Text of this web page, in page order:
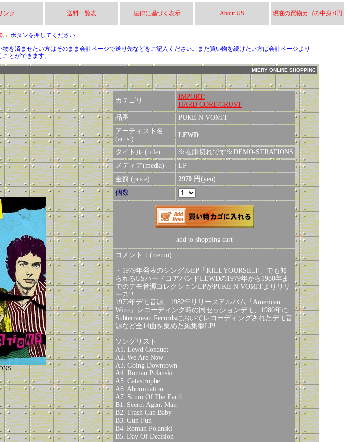
ンク 送料一覧表 法律に基づく表示 About US 現在の買物カゴの中身 0円
」 ボタンを押してください 。
を済ませたい方はそのまま会計ページで送り先などをご記入ください。まだ買い物を続けたい方は会計ページより
とができます。
MIERY ONLINE SHOPPING
カテゴリ
IMPORT:
HARD CORE/CRUST
品番
PUKE N VOMIT
アーティスト名
(artist)
LEWD
タイトル (title)
※在庫切れです※DEMO-STRATIONS
メディア(media)
LP
金額 (price)
2970 円(yen)
個数
add to shopping cart
コメント：(memo)
・1979年発表のシングルEP「KILL YOURSELF」でも知
られるUSハードコアバンドLEWDの1979年から1980年ま
でのデモ音源コレクションLPがPUKE N VOMITよりリリ
ース!!
1979年デモ音源、1982年リリースアルバム「American
Wino」レコーディング時の同セッションデモ、1980年に
Subterranean Recordsにおいてレコーディングされたデモ音
源など全14曲を集めた編集盤LP!
ソングリスト
A1. Lewd Conduct
A2. We Are Now
A3. Going Downtown
A4. Roman Polanski
A5. Catastrophe
A6. Abomination
A7. Scum Of The Earth
B1. Secret Agent Man
B2. Trash Can Baby
B3. Gun Fun
B4. Roman Polanski
B5. Day Of Decision